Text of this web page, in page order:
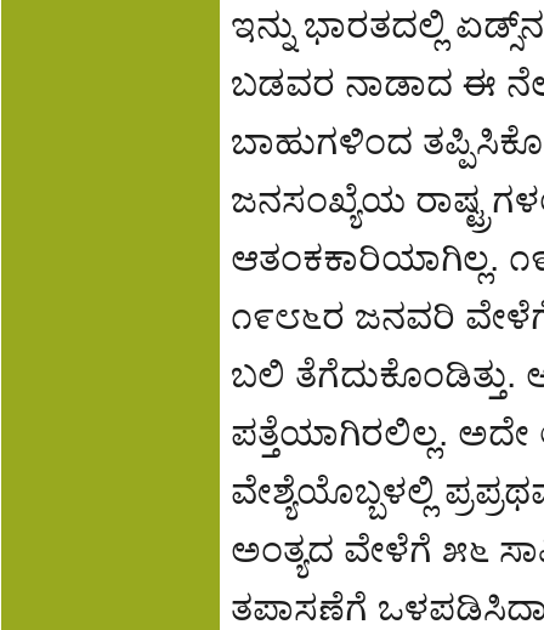
ಇನ್ನು ಭಾರತದಲ್ಲಿ
ಬಡವರ ನಾಡಾದ ಈ
ಬಾಹುಗಳಿಂದ
ಜನಸಂಖ್ಯೆಯ
ಆತಂಕಕಾರಿಯಾಗಿಲ್ಲ.
೧೯೮೬ರ ಜನವರಿ
ಬಲಿ ತೆಗೆದುಕೊಂಡಿತ್ತು.
ಪತ್ತೆಯಾಗಿರಲಿಲ್ಲ. ಅದೇ
ವೇಶ್ಯೆಯೊಬ್ಬಳಲ್ಲಿ
ಅಂತ್ಯದ ವೇಳೆಗೆ ೫೬
ತಪಾಸಣೆಗೆ